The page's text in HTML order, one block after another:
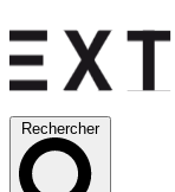
Rechercher